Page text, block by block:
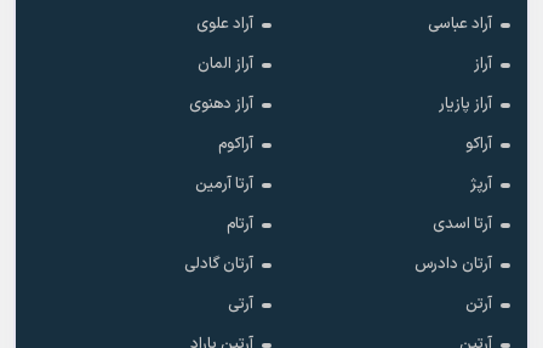
آراد عباسی
آراد علوی
آراز
آراز المان
آراز پازیار
آراز دهنوی
آراکو
آراکوم
آرپژ
آرتا آرمین
آرتا اسدی
آرتام
آرتان دادرس
آرتان گادلی
آرتن
آرتی